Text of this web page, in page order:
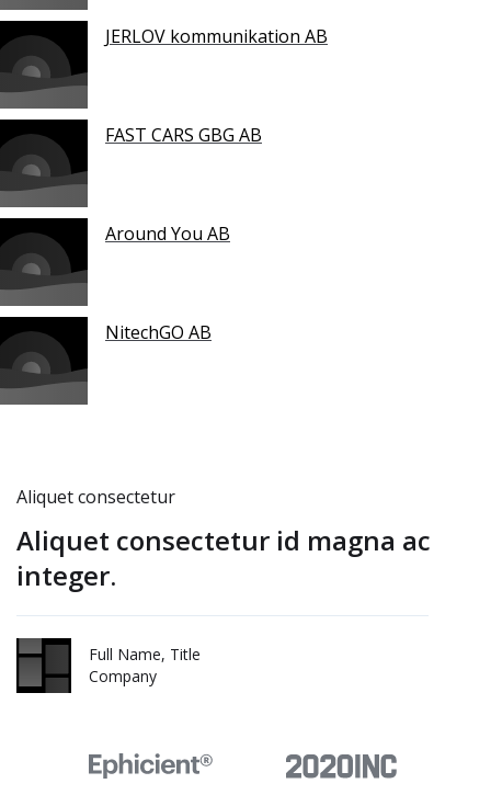
JERLOV kommunikation AB
FAST CARS GBG AB
Around You AB
NitechGO AB
Aliquet consectetur
Aliquet consectetur id magna ac
integer.
Full Name, Title
Company